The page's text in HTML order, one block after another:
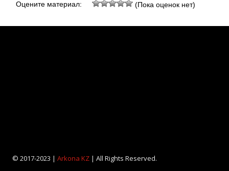
Оцените материал: (Пока оценок нет)
© 2017-2023 | Arkona KZ| All Rights Reserved.